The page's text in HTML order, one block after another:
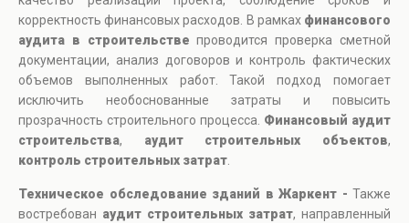
корректность финансовых расходов. В рамках финансового
аудита в строительстве проводится проверка сметной
документации, анализ договоров и контроль фактических
объемов выполненных работ. Такой подход помогает
исключить необоснованные затраты и повысить
прозрачность строительного процесса. Финансовый аудит
строительства, аудит строительных объектов,
контроль строительных затрат
Техническое обследование зданий в Жаркент - Также
востребован аудит строительных затрат, направленный